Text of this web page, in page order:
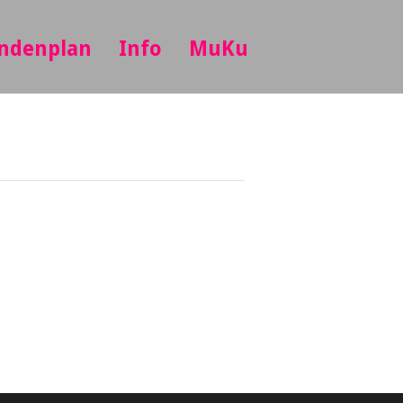
Info MuKu